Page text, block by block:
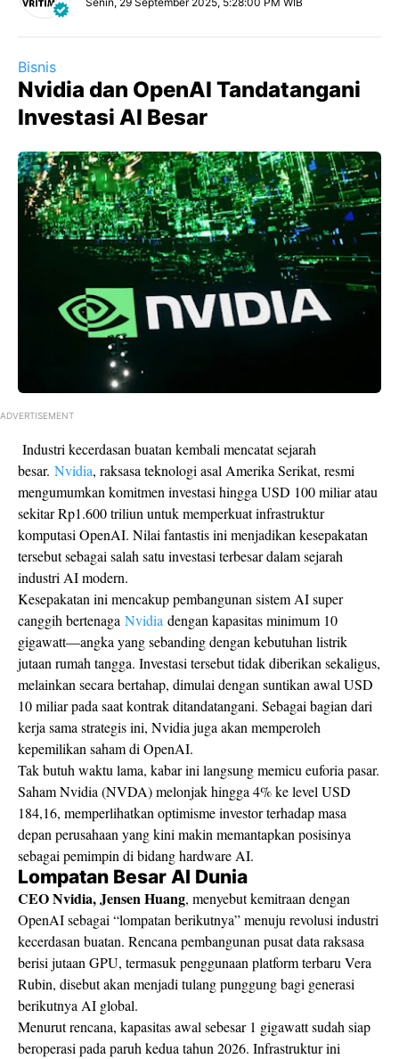
Bisnis
Nvidia dan OpenAI Tandatangani
Investasi AI Besar
ADVERTISEMENT
Industri kecerdasan buatan kembali mencatat sejarah
besar. Nvidia, raksasa teknologi asal Amerika Serikat, resmi
mengumumkan komitmen investasi hingga USD 100 miliar atau
sekitar Rp1.600 triliun untuk memperkuat infrastruktur
komputasi OpenAI. Nilai fantastis ini menjadikan kesepakatan
tersebut sebagai salah satu investasi terbesar dalam sejarah
industri AI modern.
Kesepakatan ini mencakup pembangunan sistem AI super
canggih bertenaga Nvidia dengan kapasitas minimum 10
gigawatt—angka yang sebanding dengan kebutuhan listrik
jutaan rumah tangga. Investasi tersebut tidak diberikan sekaligus,
melainkan secara bertahap, dimulai dengan suntikan awal USD
10 miliar pada saat kontrak ditandatangani. Sebagai bagian dari
kerja sama strategis ini, Nvidia juga akan memperoleh
kepemilikan saham di OpenAI.
Tak butuh waktu lama, kabar ini langsung memicu euforia pasar.
Saham Nvidia (NVDA) melonjak hingga 4% ke level USD
184,16, memperlihatkan optimisme investor terhadap masa
depan perusahaan yang kini makin memantapkan posisinya
sebagai pemimpin di bidang hardware AI.
Lompatan Besar AI Dunia
CEO Nvidia, Jensen Huang, menyebut kemitraan dengan
OpenAI sebagai “lompatan berikutnya” menuju revolusi industri
kecerdasan buatan. Rencana pembangunan pusat data raksasa
berisi jutaan GPU, termasuk penggunaan platform terbaru Vera
Rubin, disebut akan menjadi tulang punggung bagi generasi
berikutnya AI global.
Menurut rencana, kapasitas awal sebesar 1 gigawatt sudah siap
beroperasi pada paruh kedua tahun 2026. Infrastruktur ini